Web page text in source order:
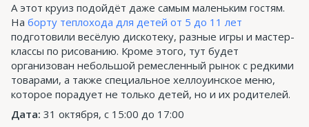
А этот круиз подойдёт даже самым маленьким гостям.
На борту теплохода для детей от 5 до 11 лет
подготовили весёлую дискотеку, разные игры и мастер-
классы по рисованию. Кроме этого, тут будет
организован небольшой ремесленный рынок с редкими
товарами, а также специальное хеллоуинское меню,
которое порадует не только детей, но и их родителей.
Дата: 31 октября, с 15:00 до 17:00